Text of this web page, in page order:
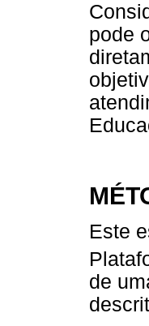
pode
Este
de